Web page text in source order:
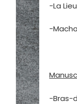
-La
-
-Bras-